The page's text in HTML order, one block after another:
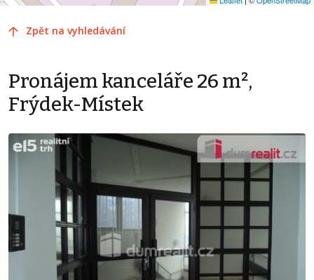
Zpět na vyhledávání
Pronájem kanceláře 26 m²,
Frýdek-Místek